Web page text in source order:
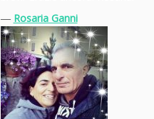
― Rosaria Ganni